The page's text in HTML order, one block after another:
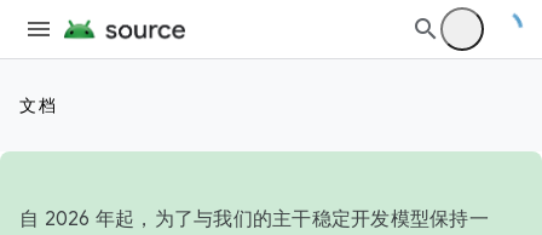
文档
自 2026 年起，为了与我们的主干稳定开发模型保持一